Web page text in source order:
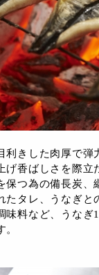
利きした肉厚で弾
げ香ばしさを際立
保つ為の備長炭、
たタレ、うなぎと
味料など、うなぎ